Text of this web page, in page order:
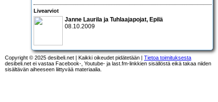
Livearviot
Janne Laurila ja Tuhlaajapojat, Epilä
08.10.2009
Copyright © 2025 desibeli.net | Kaikki oikeudet pidätetään | Tietoa toimituksesta
desibeli.net ei vastaa Facebook-, Youtube- ja last.fm-linkkien sisällöstä eikä takaa niiden
sisältävän aiheeseen liittyvää materiaalia.